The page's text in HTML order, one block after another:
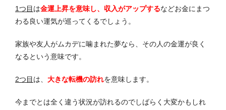
1つ目 は金運上昇を意味し、収入がアップするなどお金にまつ
わる良い運気が巡ってくるでしょう 。
家族や友人がムカデに噛まれた夢なら、その人の金運が良く
なるという意味です。
2つ目 は、 大きな転機の訪れを意味します。
今までとは全く違う状況が訪れるのでしばらく大変かもしれ